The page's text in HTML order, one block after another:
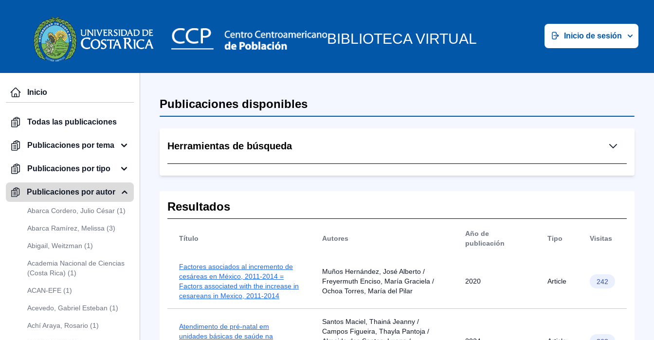
BIBLIOTECA VIRTUAL Inicio de sesión
Inicio
Todas las publicaciones
Publicaciones por tema
Publicaciones por tipo
Publicaciones por autor
Abarca Cordero, Julio César (1)
Abarca Ramírez, Melissa (3)
Abigail, Weitzman (1)
Academia Nacional de Ciencias
(Costa Rica) (1)
ACAN-EFE (1)
Acevedo, Gabriel Esteban (1)
Achí Araya, Rosario (1)
Publicaciones disponibles
Herramientas de búsqueda
Resultados
Título Autores
Año de
publicación
Tipo Visitas
Factores asociados al incremento de
cesáreas en México, 2011-2014 =
Factors associated with the increase in
cesareans in Mexico, 2011-2014
Muños Hernández, José Alberto /
Freyermuth Enciso, María Graciela /
Ochoa Torres, María del Pilar
2020 Article 242
Atendimento de pré-natal em
unidades básicas de saúde na
Santos Maciel, Thainá Jeanny /
Campos Figueira, Thayla Pantoja /